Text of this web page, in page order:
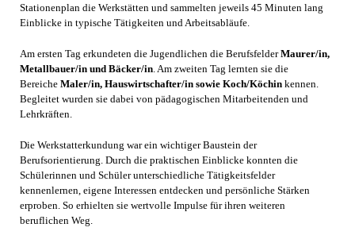
Stationenplan die Werkstätten und sammelten jeweils 45 Minuten lang
Einblicke in typische Tätigkeiten und Arbeitsabläufe.
Am ersten Tag erkundeten die Jugendlichen die BerufsfelderMaurer/in,
Metallbauer/in und Bäcker/in. Am zweiten Tag lernten sie die
Bereiche Maler/in, Hauswirtschafter/in sowie Koch/Köchinkennen.
Begleitet wurden sie dabei von pädagogischen Mitarbeitenden und
Lehrkräften.
Die Werkstatterkundung war ein wichtiger Baustein der
Berufsorientierung. Durch die praktischen Einblicke konnten die
Schülerinnen und Schüler unterschiedliche Tätigkeitsfelder
kennenlernen, eigene Interessen entdecken und persönliche Stärken
erproben. So erhielten sie wertvolle Impulse für ihren weiteren
beruflichen Weg.